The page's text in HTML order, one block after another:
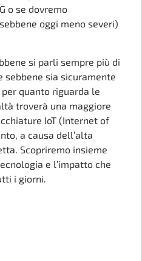
o se dovremo
oggi meno severi)
si parli sempre più di
sebbene sia sicuramente
quanto riguarda le
troverà una maggiore
IoT (Internet of
a causa dell’alta
Scopriremo insieme
e l’impatto che
i giorni.